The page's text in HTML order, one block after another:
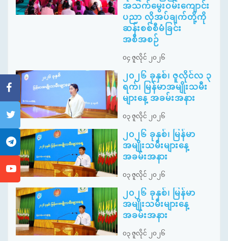
အသက်မွေးဝမ်းကျောင်း
ပညာ လိုအပ်ချက်တို့ကို
ဆန်းစစ်စီမံခြင်း
အစီအစဉ်
၀၄ ဇူလိုင် ၂၀၂၆
၂၀၂၆ ခုနှစ်၊ ဇူလိုင်လ ၃
ရက်၊ မြန်မာအမျိုးသမီး
များနေ့ အခမ်းအနား
၀၃ ဇူလိုင် ၂၀၂၆
၂၀၂၆ ခုနှစ်၊ မြန်မာ
အမျိုးသမီးများနေ့
အခမ်းအနား
၀၃ ဇူလိုင် ၂၀၂၆
၂၀၂၆ ခုနှစ်၊ မြန်မာ
အမျိုးသမီးများနေ့
အခမ်းအနား
၀၃ ဇူလိုင် ၂၀၂၆